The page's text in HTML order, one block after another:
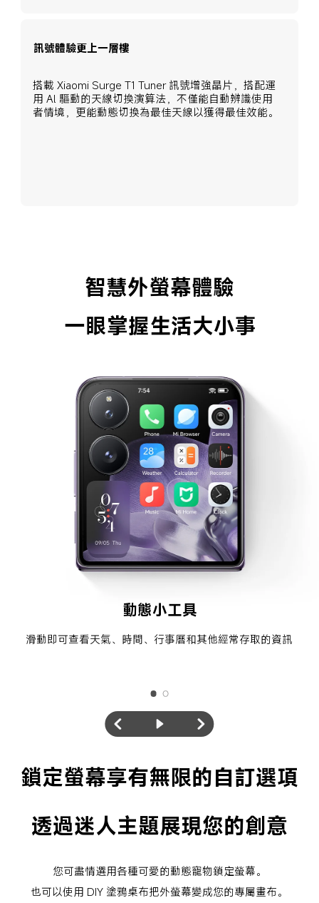
訊號體驗更上一層樓
搭載 Xiaomi Surge T1 Tuner 訊號增強晶片，搭配運
用 Al 驅動的天線切換演算法，不僅能自動辨識使用
者情境，更能動態切換為最佳天線以獲得最佳效能。
智慧外螢幕體驗
一眼掌握生活大小事
動態小工具
滑動即可查看天氣、時間、行事曆和其他經常存取的資訊
鎖定螢幕享有無限的自訂選項
透過迷人主題展現您的創意
您可盡情選用各種可愛的動態寵物鎖定螢幕。
也可以使用 DIY 塗鴉桌布把外螢幕變成您的專屬畫布。